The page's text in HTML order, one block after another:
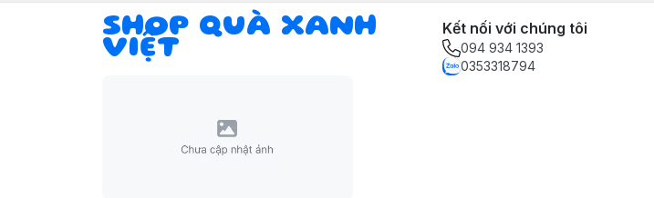
SHOP QUÀ XANH
VIỆT
Kết nối với chúng tôi
094 934 1393
0353318794